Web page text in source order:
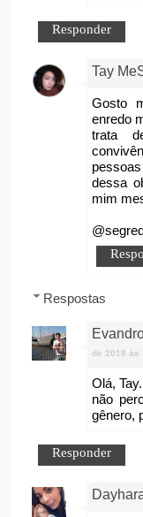
Responder
Tay
Gosto
enredo
trata
dessa
mim
Respostas
de 2018 às
Olá,
não
gênero,
Responder